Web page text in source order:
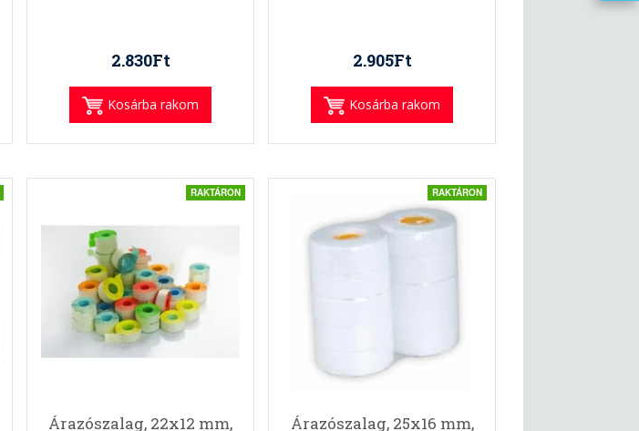
2.830Ft
Kosárba rakom
2.905Ft
Kosárba rakom
RAKTÁRON
Árazószalag, 22x12 mm,
RAKTÁRON
Árazószalag, 25x16 mm,